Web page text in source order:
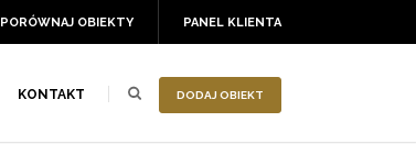
PANEL KLIENTA
PORÓWNAJ OBIEKTY
DODAJ OBIEKT
KONTAKT